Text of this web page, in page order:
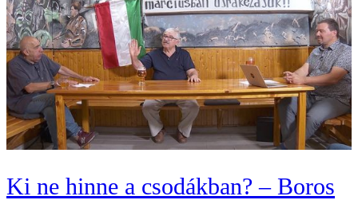
Ki ne hinne a csodákban? – Boros